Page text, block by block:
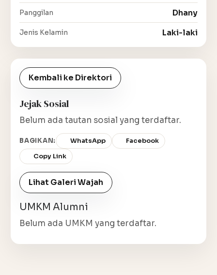
Panggilan Dhany
Jenis Kelamin Laki-laki
Kembali ke Direktori
Jejak Sosial
Belum ada tautan sosial yang terdaftar.
BAGIKAN: WhatsApp
Facebook
Copy Link
Lihat Galeri Wajah
UMKM Alumni
Belum ada UMKM yang terdaftar.